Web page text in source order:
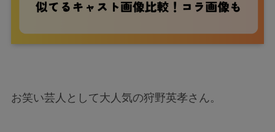
お笑い芸人として大人気の狩野英孝さん。